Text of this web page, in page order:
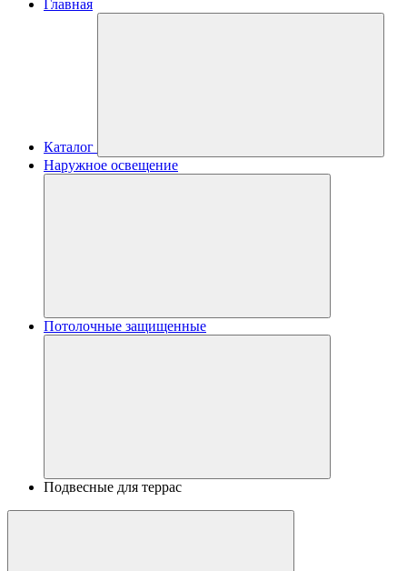
Главная
Каталог
Наружное освещение
Потолочные защищенные
Подвесные для террас